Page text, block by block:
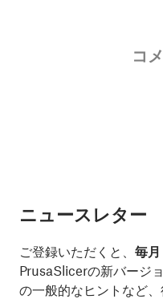
コ
ニュースレター
ご登録いただくと、 毎月
PrusaSlicerの新バージ
の一般的なヒントなど、